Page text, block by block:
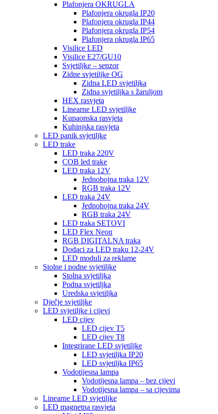
Plafonjera OKRUGLA
Plafonjera okrugla IP20
Plafonjera okrugla IP44
Plafonjera okrugla IP54
Plafonjera okrugla IP65
Visilice LED
Visilice E27/GU10
Svjetiljke – senzor
Zidne svjetiljke OG
Zidna LED svjetiljka
Zidna svjetiljka s žaruljom
HEX rasvjeta
Linearne LED svjetiljke
Kupaonska rasvjeta
Kuhinjska rasvjeta
LED panik svjetiljke
LED trake
LED traka 220V
COB led trake
LED traka 12V
Jednobojna traka 12V
RGB traka 12V
LED traka 24V
Jednobojna traka 24V
RGB traka 24V
LED traka SETOVI
LED Flex Neon
RGB DIGITALNA traka
Dodaci za LED traku 12-24V
LED moduli za reklame
Stolne i podne svjetiljke
Stolna svjetiljka
Podna svjetiljka
Uredska svjetiljka
Dječje svjetiljke
LED svjetiljke i cijevi
LED cijev
LED cijev T5
LED cijev T8
Integrirane LED svjetiljke
LED svjetiljka IP20
LED svjetiljka IP65
Vodotijesna lampa
Vodotijesna lampa – bez cijevi
Vodotijesna lampa – sa cijevima
Linearne LED svjetiljke
LED magnetna rasvjeta